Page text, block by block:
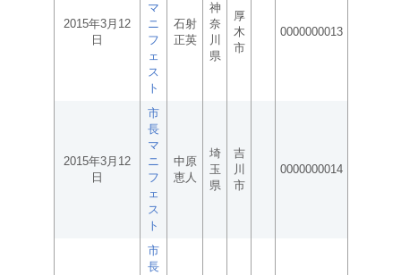
2015年3月12
日
マ
ニ
フ
ェ
ス
ト
石射
正英
神
奈
川
県
厚
木
市
0000000013
2015年3月12
日
市
長
マ
ニ
フ
ェ
ス
ト
中原
恵人
埼
玉
県
吉
川
市
0000000014
市
長